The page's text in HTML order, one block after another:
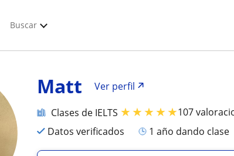
Buscar
Matt Ver perfil
Clases de IELTS ★★★★★107
Datos verificados
1 año dando clase